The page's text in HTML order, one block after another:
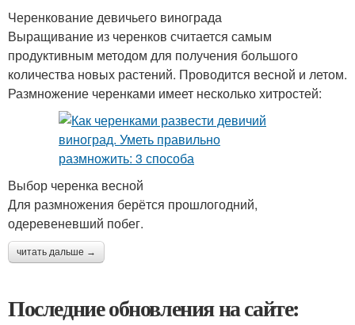
Черенкование девичьего винограда
Выращивание из черенков считается самым
продуктивным методом для получения большого
количества новых растений. Проводится весной и летом.
Размножение черенками имеет несколько хитростей:
Выбор черенка весной
Для размножения берётся прошлогодний,
одеревеневший побег.
читать дальше →
Последние обновления на сайте: